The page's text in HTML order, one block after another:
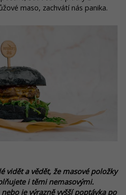
maso, zachvátí nás panika.
vidět a vědět, že masové položky
i těmi nemasovými.
je výrazně vyšší poptávka po